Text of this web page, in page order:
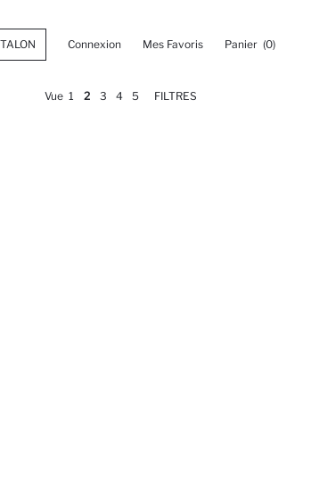
Connexion Mes Favoris Panier (0)
Vue 1 2 3 4 5 FILTRES